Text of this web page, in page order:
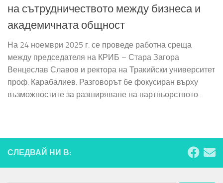
на сътрудничеството между бизнеса и
академичната общност
На 24 ноември 2025 г. се проведе работна среща
между председателя на КРИБ – Стара Загора
Венцеслав Славов и ректора на Тракийски университет
проф. Карабалиев. Разговорът бе фокусиран върху
възможностите за разширяване на партньорството...
СЛЕДВАЙ НИ В: